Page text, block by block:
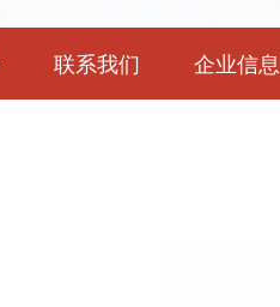
联系我们 企业信息